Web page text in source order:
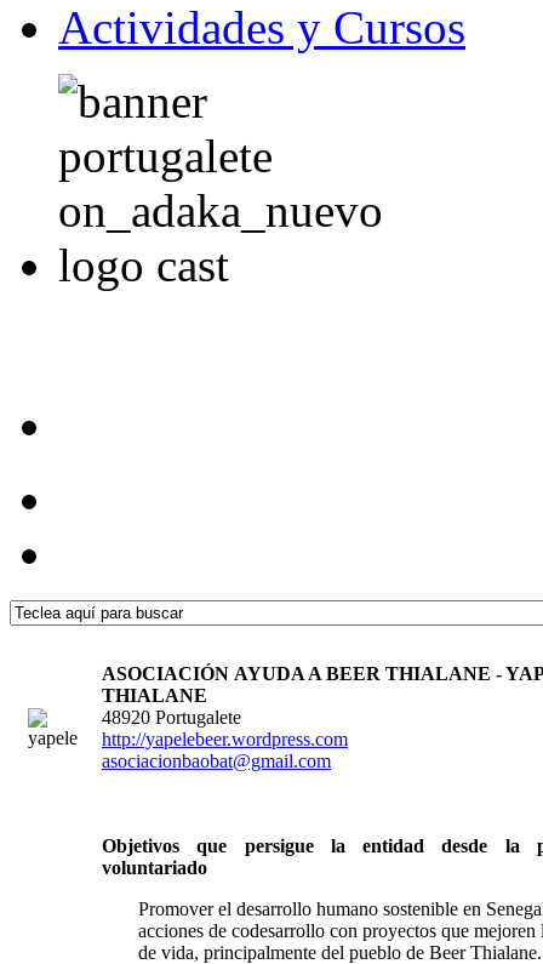
Actividades y Cursos
ASOCIACIÓN AYUDA A BEER THIALANE -
THIALANE
48920 Portugalete
http://yapelebeer.wordpress.com
asociacionbaobat@gmail.com
Objetivos que persigue la entidad desde la
voluntariado
Promover el desarrollo humano sostenible en
acciones de codesarrollo con proyectos que mejoren
de vida, principalmente del pueblo de Beer Thialane.